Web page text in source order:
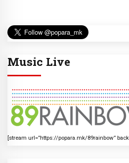
Music Live
[stream url=”https://popara.mk/89rainbow”